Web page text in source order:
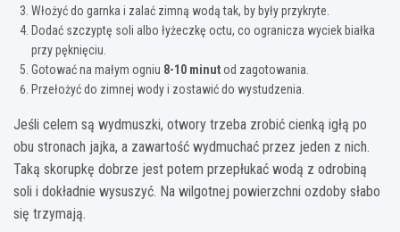
Włożyć do garnka i zalać zimną wodą tak, by były przykryte.
Dodać szczyptę soli albo łyżeczkę octu, co ogranicza wyciek białka
przy pęknięciu.
Gotować na małym ogniu 8-10 minutod zagotowania.
Przełożyć do zimnej wody i zostawić do wystudzenia.
Jeśli celem są wydmuszki, otwory trzeba zrobić cienką igłą po
obu stronach jajka, a zawartość wydmuchać przez jeden z nich.
Taką skorupkę dobrze jest potem przepłukać wodą z odrobiną
soli i dokładnie wysuszyć. Na wilgotnej powierzchni ozdoby słabo
się trzymają.